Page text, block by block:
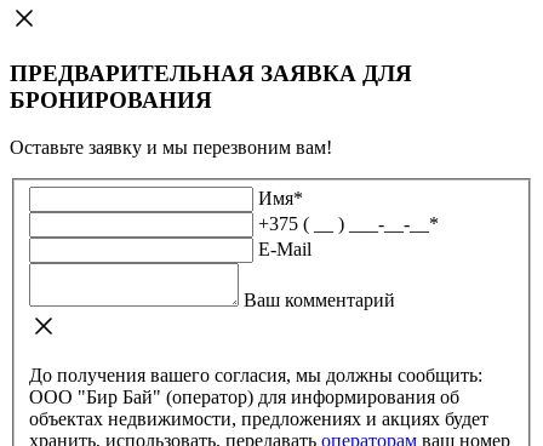
ПРЕДВАРИТЕЛЬНАЯ ЗАЯВКА ДЛЯ
БРОНИРОВАНИЯ
Оставьте заявку и мы перезвоним вам!
Имя*
+375 ( __ ) ___-__-__ *
E-Mail
Ваш комментарий
До получения вашего согласия, мы должны сообщить:
ООО "Бир Бай" (оператор) для информирования об
объектах недвижимости, предложениях и акциях будет
хранить, использовать, передавать операторам